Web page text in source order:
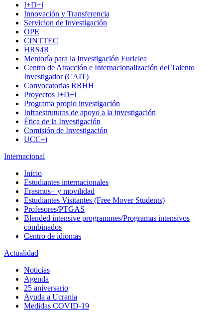
I+D+i
Innovación y Transferencia
Servicion de Investigación
OPE
CINTTEC
HRS4R
Mentoría para la Investigación Euriclea
Centro de Atracción e Internacionalización del Talento
Investigador (CAIT)
Convocatorias RRHH
Proyectos I+D+i
Programa propio investigación
Infraestruturas de apoyo a la investigación
Ética de la Investigación
Comisión de Investigación
UCC+i
Internacional
Inicio
Estudiantes internacionales
Erasmus+ y movilidad
Estudiantes Visitantes (Free Mover Students)
Profesores/PTGAS
Blended intensive programmes/Programas intensivos
combinados
Centro de idiomas
Actualidad
Noticias
Agenda
25 aniversario
Ayuda a Ucrania
Medidas COVID-19